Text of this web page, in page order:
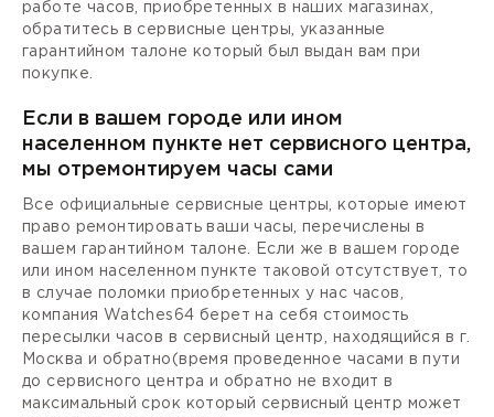
работе часов, приобретенных в наших магазинах,
обратитесь в сервисные центры, указанные
гарантийном талоне который был выдан вам при
покупке.
Если в вашем городе или ином
населенном пункте нет сервисного центра,
мы отремонтируем часы сами
Все официальные сервисные центры, которые имеют
право ремонтировать ваши часы, перечислены в
вашем гарантийном талоне. Если же в вашем городе
или ином населенном пункте таковой отсутствует, то
в случае поломки приобретенных у нас часов,
компания Watches64 берет на себя стоимость
пересылки часов в сервисный центр, находящийся в г.
Москва и обратно(время проведенное часами в пути
до сервисного центра и обратно не входит в
максимальный срок который сервисный центр может